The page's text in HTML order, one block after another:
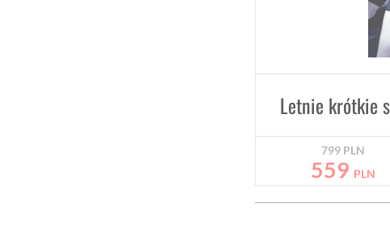
799 PLN
559 PLN